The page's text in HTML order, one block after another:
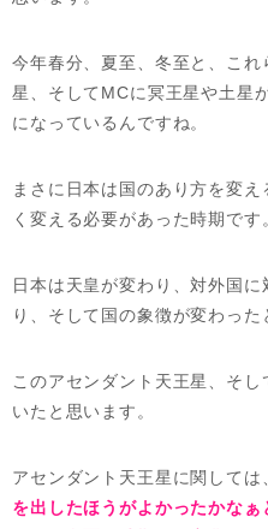
今年春分、夏至、冬至と、こ
星、そしてMCに冥王星や土星
になっているんですね。
まさに日本は国のあり方を変
く変える必要があった時期です
日本は天皇が変わり、対外国
り、そして国の象徴が変わった
このアセンダント天王星、そ
いたと思います。
アセンダント天王星に関しては
を出したほうがよかったかな